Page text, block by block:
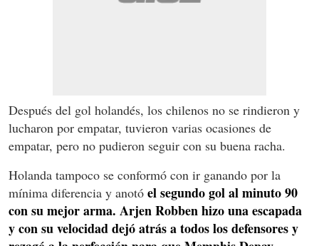
Después del gol holandés, los chilenos no se rindieron y
lucharon por empatar, tuvieron varias ocasiones de
empatar, pero no pudieron seguir con su buena racha.
Holanda tampoco se conformó con ir ganando por la
mínima diferencia y anotó el segundo gol al minuto 90
con su mejor arma. Arjen Robben hizo una escapada
y con su velocidad dejó atrás a todos los defensores y